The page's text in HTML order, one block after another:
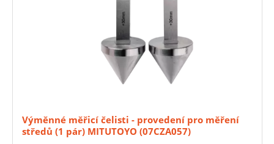
Výměnné měřicí čelisti - provedení pro měření
středů (1 pár) MITUTOYO (07CZA057)